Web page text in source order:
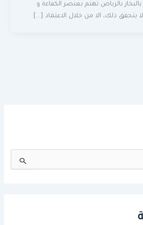
بالرياض تهتم بعنصر الكفاءة و
يتحقق ذلك، الا من خلال الاعتماد […]